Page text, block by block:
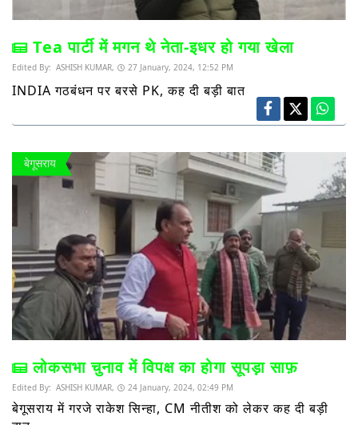
Tea पार्टी में मगन थे नेता-इधर हो गया खेला
Edited By: ASHISH KUMAR, 27 January, 2024, 12:52 PM
INDIA गठबंधन पर बरसे PK, कह दी बड़ी बात
बेगूसराय
लोकसभा चुनाव में विपक्ष का होगा सूपड़ा साफ़
Edited By: ASHISH KUMAR, 24 January, 2024, 02:49 PM
बेगूसराय में गरजे राकेश सिन्हा, CM नीतीश को लेकर कह दी बड़ी